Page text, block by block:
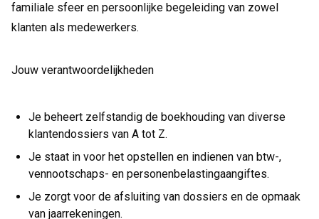
familiale sfeer en persoonlijke begeleiding van zowel
klanten als medewerkers.
Jouw verantwoordelijkheden
Je beheert zelfstandig de boekhouding van diverse
klantendossiers van A tot Z.
Je staat in voor het opstellen en indienen van btw-,
vennootschaps- en personenbelastingaangiftes.
Je zorgt voor de afsluiting van dossiers en de opmaak
van jaarrekeningen.